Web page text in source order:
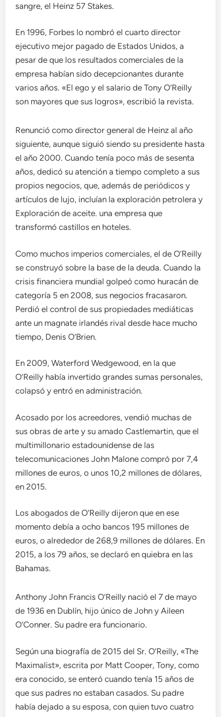
sangre, el Heinz 57 Stakes.
En 1996, Forbes lo nombró el cuarto director
ejecutivo mejor pagado de Estados Unidos, a
pesar de que los resultados comerciales de la
empresa habían sido decepcionantes durante
varios años. «El ego y el salario de Tony O’Reilly
son mayores que sus logros», escribió la revista.
Renunció como director general de Heinz al año
siguiente, aunque siguió siendo su presidente hasta
el año 2000. Cuando tenía poco más de sesenta
años, dedicó su atención a tiempo completo a sus
propios negocios, que, además de periódicos y
artículos de lujo, incluían la exploración petrolera y
Exploración de aceite. una empresa que
transformó castillos en hoteles.
Como muchos imperios comerciales, el de O’Reilly
se construyó sobre la base de la deuda. Cuando la
crisis financiera mundial golpeó como huracán de
categoría 5 en 2008, sus negocios fracasaron.
Perdió el control de sus propiedades mediáticas
ante un magnate irlandés rival desde hace mucho
tiempo, Denis O’Brien.
En 2009, Waterford Wedgewood, en la que
O’Reilly había invertido grandes sumas personales,
colapsó y entró en administración.
Acosado por los acreedores, vendió muchas de
sus obras de arte y su amado Castlemartin, que el
multimillonario estadounidense de las
telecomunicaciones John Malone compró por 7,4
millones de euros, o unos 10,2 millones de dólares,
en 2015.
Los abogados de O’Reilly dijeron que en ese
momento debía a ocho bancos 195 millones de
euros, o alrededor de 268,9 millones de dólares. En
2015, a los 79 años, se declaró en quiebra en las
Bahamas.
Anthony John Francis O’Reilly nació el 7 de mayo
de 1936 en Dublín, hijo único de John y Aileen
O’Conner. Su padre era funcionario.
Según una biografía de 2015 del Sr. O’Reilly, «The
Maximalist», escrita por Matt Cooper, Tony, como
era conocido, se enteró cuando tenía 15 años de
que sus padres no estaban casados. Su padre
había dejado a su esposa, con quien tuvo cuatro